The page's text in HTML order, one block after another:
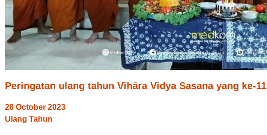
Peringatan ulang tahun Vihāra Vidya Sasana yang ke-11
28 October 2023
Ulang Tahun